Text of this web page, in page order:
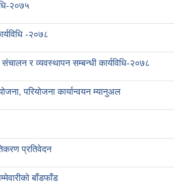
२०७५
-२०७८
र व्यवस्थापन सम्बन्धी कार्यविधि-२०७८
परियोजना कार्यान्वयन म्यानुअल
प्रतिवेदन
बाँडफाँड